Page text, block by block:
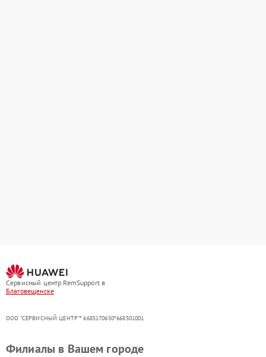
Сервисный центр RemSupport в
Благовещенске
ООО "СЕРВИСНЫЙ ЦЕНТР"* 6685170650*668501001
Филиалы в Вашем городе